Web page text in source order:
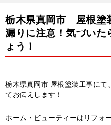
栃木県真岡市 屋根塗
漏りに注意！気づいた
ょう！
栃木県真岡市 屋根塗装工事に
てお伝えします！
ホーム・ビューティーはリフォ